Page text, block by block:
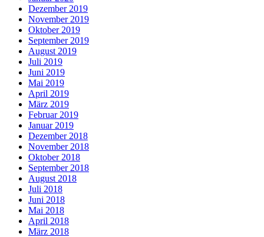
Dezember 2019
November 2019
Oktober 2019
September 2019
August 2019
Juli 2019
Juni 2019
Mai 2019
April 2019
März 2019
Februar 2019
Januar 2019
Dezember 2018
November 2018
Oktober 2018
September 2018
August 2018
Juli 2018
Juni 2018
Mai 2018
April 2018
März 2018